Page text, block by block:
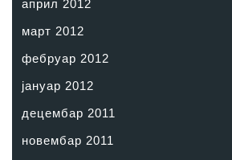
април 2012
март 2012
фебруар 2012
јануар 2012
децембар 2011
новембар 2011